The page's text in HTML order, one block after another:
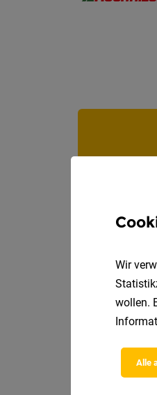
Wir
wollen.
Alle